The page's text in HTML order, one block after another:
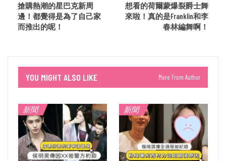
搶購熱潮的星巴克新周
邊！都覺得是為了自己家
而推出的呢！
想看的荷爾蒙爆裂爵士舞
來啦！真的是Franklin和李
春林編舞啊！
YOU MIGHT ALSO LIKE More From Author
新聞 新聞